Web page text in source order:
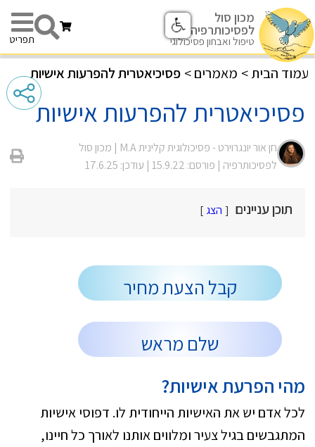
מכון סול
לפסיכותרפיה
טיפול ואבחון פסיכולוגי תפריט
פסיכיאטרית להפרעות אישיות > מאמרים > עמוד הבית
פסיכיאטרית להפרעות אישיות
חן אור יונגרוירט - פסיכולוגית קלינית M.A |
מכון סול
לפסיכותרפיה | פורסם: 15.9.22 | עודכן: 17.6.25
תוכן עניינים הצג
קבל הצעת מחיר
שלם מראש
מהי הפרעת אישיות?
לכל אדם יש את האישיות הייחודית לו. דפוסי אישיות
המתגבשים בגיל צעיר ומלווים אותנו לאורך כל חיינו,